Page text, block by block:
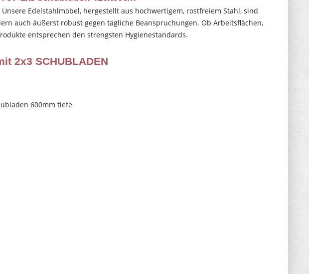
Edelstahlmöbel, hergestellt aus hochwertigem, rostfreiem Stahl, sind
auch äußerst robust gegen tägliche Beanspruchungen. Ob Arbeitsflächen,
entsprechen den strengsten Hygienestandards.
2x3 SCHUBLADEN
600mm tiefe